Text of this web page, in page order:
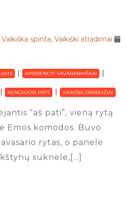
Vaikiška spinta, Vaikiški atradimai
APSIRENGTI SAVARANKIŠKAI
RENGIUOSI PATS VAIKIŠKI DRABUŽIAI
“aš pati”, vieną rytą
Emos komodos. Buvo
rytas, o panelė
suknele,[…]